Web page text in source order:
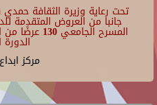
تحت رعاية وزيرة الثقافة
جانبا من العروض المتقدمة
المسرح
الدورة
مركز